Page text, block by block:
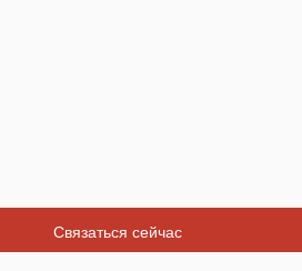
Связаться сейчас